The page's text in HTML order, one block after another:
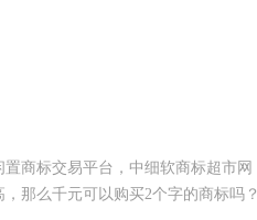
商标交易平台，中细软商标超市网
那么千元可以购买2个字的商标吗？